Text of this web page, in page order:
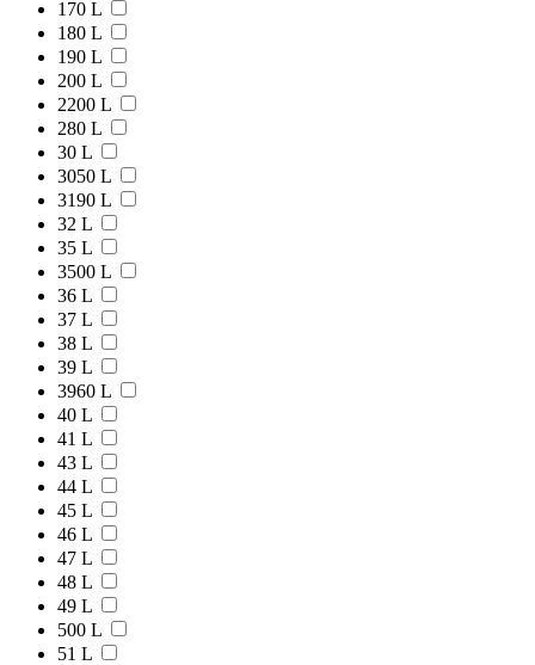
170 L
180 L
190 L
200 L
2200 L
280 L
30 L
3050 L
3190 L
32 L
35 L
3500 L
36 L
37 L
38 L
39 L
3960 L
40 L
41 L
43 L
44 L
45 L
46 L
47 L
48 L
49 L
500 L
51 L